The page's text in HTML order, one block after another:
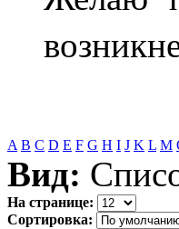
A B C D E F G H I J K L M
Вид:
На странице:
Сортировка: